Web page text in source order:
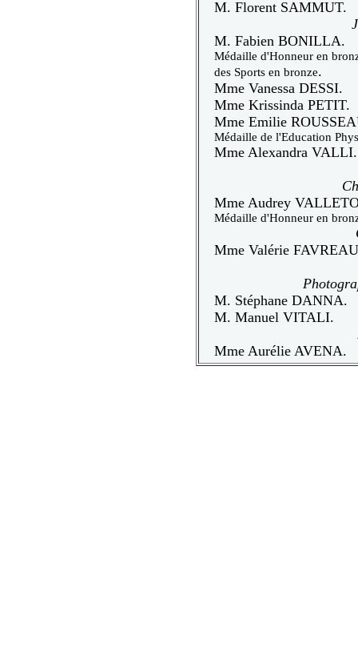
M. Florent SAMMUT.
M. Fabien BONILLA.
Médaille d'Honneur en
des Sports en bronze.
Mme Vanessa DESSI.
Mme Krissinda PETIT.
Mme Emilie
Médaille de l'Education
Mme Alexandra VALLI.
Mme Audrey
Médaille d'Honneur en
Mme Valérie
M. Stéphane DANNA.
M. Manuel VITALI.
Mme Aurélie AVENA.